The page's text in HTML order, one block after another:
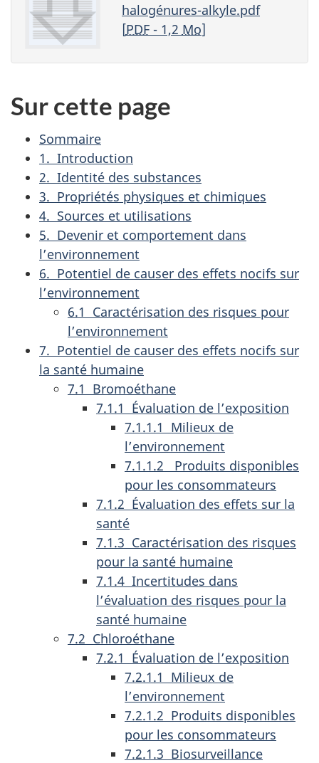
halogénures-alkyle.pdf
[PDF- 1,2 Mo]
Sur cette page
Sommaire
1. Introduction
2. Identité des substances
3. Propriétés physiques et chimiques
4. Sources et utilisations
5. Devenir et comportement dans
l’environnement
6. Potentiel de causer des effets nocifs sur
l’environnement
6.1 Caractérisation des risques pour
l’environnement
7. Potentiel de causer des effets nocifs sur
la santé humaine
7.1 Bromoéthane
7.1.1 Évaluation de l’exposition
7.1.1.1 Milieux de
l’environnement
7.1.1.2 Produits disponibles
pour les consommateurs
7.1.2 Évaluation des effets sur la
santé
7.1.3 Caractérisation des risques
pour la santé humaine
7.1.4 Incertitudes dans
l’évaluation des risques pour la
santé humaine
7.2 Chloroéthane
7.2.1 Évaluation de l’exposition
7.2.1.1 Milieux de
l’environnement
7.2.1.2 Produits disponibles
pour les consommateurs
7.2.1.3 Biosurveillance